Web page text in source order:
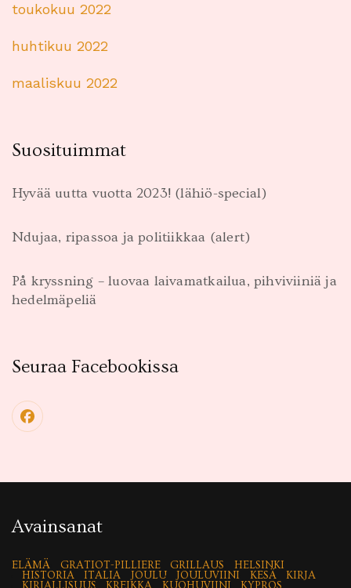
toukokuu 2022
huhtikuu 2022
maaliskuu 2022
Suosituimmat
Hyvää uutta vuotta 2023! (lähiö-special)
Ndujaa, ripassoa ja politiikkaa (alert)
På kryssning – luovaa laivamatkailua, pihviviiniä ja
hedelmäpeliä
Seuraa Facebookissa
Avainsanat
ELÄMÄ GRATIOT-PILLIERE GRILLAUS
HELSINKI
HISTORIA
ITALIA JOULU JOULUVIINI KESÄ
KIRJA